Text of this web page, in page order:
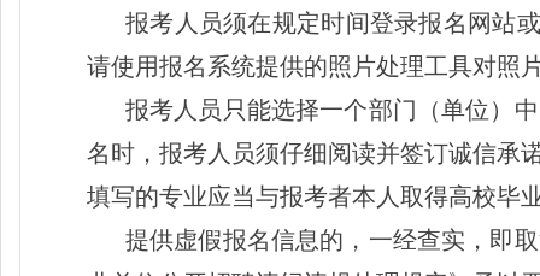
报考人员须在规定时间登录报名网站或
请使用报名系统提供的照片处理工具对照
报考人员只能选择一个部门（单位）
名时，报考人员须仔细阅读并签订诚信承
填写的专业应当与报考者本人取得高校毕
提供虚假报名信息的，一经查实，即